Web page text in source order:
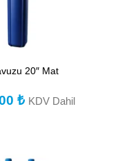
20″ Mat
₺ KDV Dahil